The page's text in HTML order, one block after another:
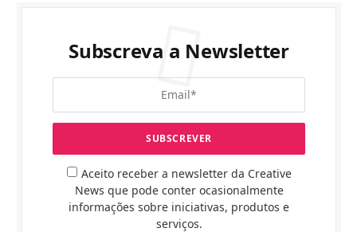
Subscreva a Newsletter
Aceito receber a newsletter da Creative
News que pode conter ocasionalmente
informações sobre iniciativas, produtos e
serviços.